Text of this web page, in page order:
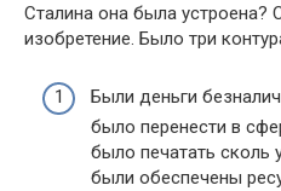
Сталина она была устроена?
изобретение. Было три
Были деньги
было перенести в
было печатать сколь
были обеспечены